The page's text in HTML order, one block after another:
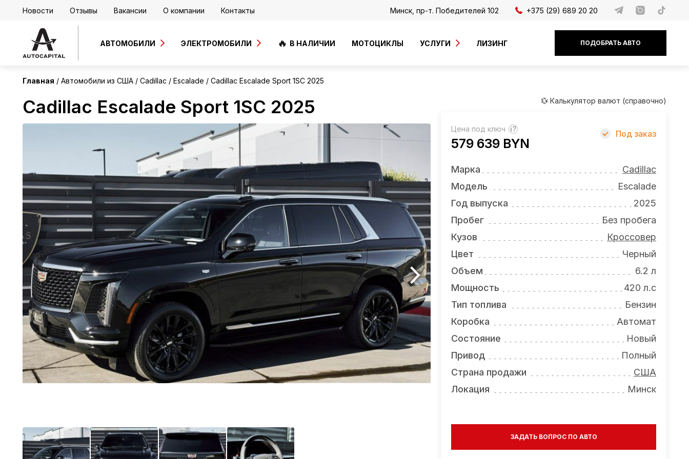
Новости Отзывы Вакансии О компании Контакты Минск, пр-т. Победителей 102 +375 (29) 689 20 20
АВТОМОБИЛИ ЭЛЕКТРОМОБИЛИ В НАЛИЧИИ МОТОЦИКЛЫ УСЛУГИ ЛИЗИНГ ПОДОБРАТЬ АВТО
Главная Автомобили из США Cadillac Escalade Cadillac Escalade Sport 1SC 2025
Cadillac Escalade Sport 1SC 2025 💱 Калькулятор валют (справочно)
Цена под ключ ?
579 639 BYN
Под заказ
Марка
Cadillac
Модель
Escalade
Год выпуска
2025
Пробег
Без пробега
Кузов
Кроссовер
Цвет
Черный
Объем
6.2 л
Мощность
420 л.с
Тип топлива
Бензин
Коробка
Автомат
Состояние
Новый
Привод
Полный
Страна продажи
США
Локация
Минск
ЗАДАТЬ ВОПРОС ПО АВТО